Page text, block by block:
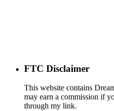
FTC Disclaimer
This website contains
may earn a commission if
through my link.